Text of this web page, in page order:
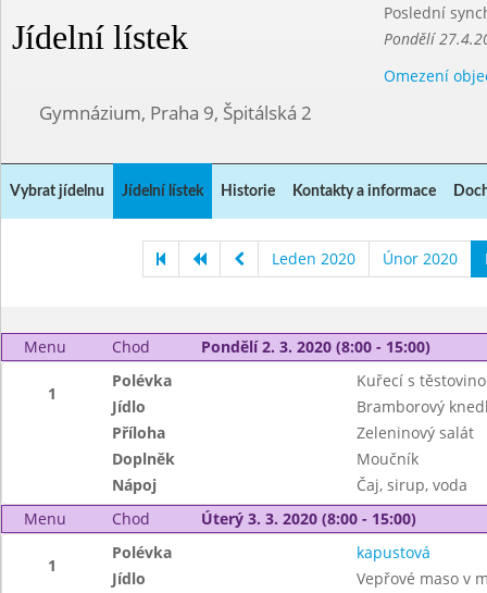
Jídelní lístek
Poslední
Pondělí
Omezení
Gymnázium, Praha 9, Špitálská 2
Vybrat jídelnu Jídelní lístek Historie Kontakty a informace
Leden 2020 Únor 2020
Menu Chod Pondělí 2. 3. 2020 (8:00 - 15:00)
1
Polévka
Kuřecí s
Jídlo
Bramborový
Příloha
Zeleninový salát
Doplněk
Moučník
Nápoj
Čaj, sirup, voda
Menu
Chod Úterý 3. 3. 2020 (8:00 - 15:00)
1
Polévka
kapustová
Jídlo
Vepřové maso v